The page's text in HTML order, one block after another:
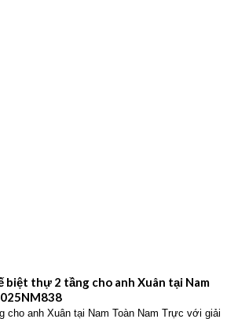
biệt thự 2 tầng cho anh Xuân tại Nam
cho anh Xuân tại Nam Toàn Nam Trực với giải